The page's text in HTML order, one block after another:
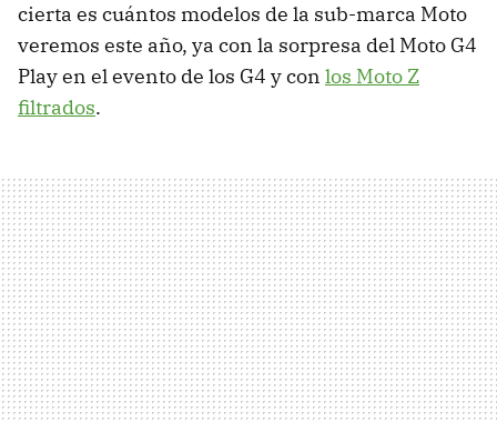
cierta es cuántos modelos de la sub-marca Moto
veremos este año, ya con la sorpresa del Moto G4
Play en el evento de los G4 y con los Moto Z
filtrados.